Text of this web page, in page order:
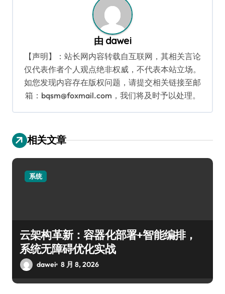
由 dawei
【声明】：站长网内容转载自互联网，其相关言论
仅代表作者个人观点绝非权威，不代表本站立场。
如您发现内容存在版权问题，请提交相关链接至邮
箱：bqsm@foxmail.com，我们将及时予以处理。
相关文章
系统
云架构革新：容器化部署+智能编排，
系统无障碍优化实战
dawei 8 月 8, 2026